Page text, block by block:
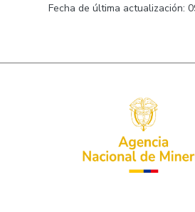
Fecha de última actualización: